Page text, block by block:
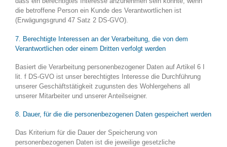
die betroffene Person ein Kunde des Verantwortlichen ist
(Erwägungsgrund 47 Satz 2 DS-GVO).
7. Berechtigte Interessen an der Verarbeitung, die von dem
Verantwortlichen oder einem Dritten verfolgt werden
Basiert die Verarbeitung personenbezogener Daten auf Artikel 6 I
lit. f DS-GVO ist unser berechtigtes Interesse die Durchführung
unserer Geschäftstätigkeit zugunsten des Wohlergehens all
unserer Mitarbeiter und unserer Anteilseigner.
8. Dauer, für die die personenbezogenen Daten gespeichert werden
Das Kriterium für die Dauer der Speicherung von
personenbezogenen Daten ist die jeweilige gesetzliche